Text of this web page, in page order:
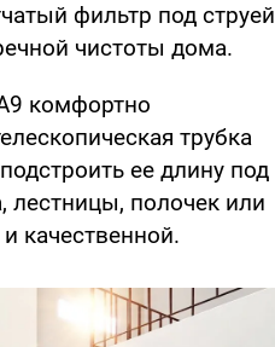
фильтр под струей
чистоты дома.
комфортно
трубка
ее длину под
лестницы, полочек или
качественной.